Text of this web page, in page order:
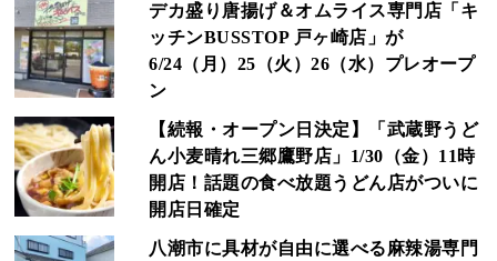
デカ盛り唐揚げ＆オムライス専門店「キ
ッチンBUSSTOP 戸ヶ崎店」が
6/24（月）25（火）26（水）プレオープ
ン
【続報・オープン日決定】「武蔵野うど
ん小麦晴れ三郷鷹野店」1/30（金）11時
開店！話題の食べ放題うどん店がついに
開店日確定
八潮市に具材が自由に選べる麻辣湯専門